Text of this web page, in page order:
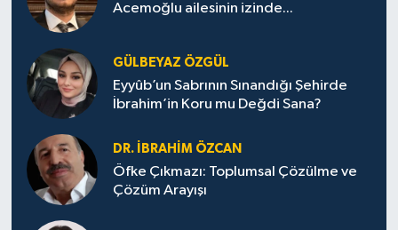
Acemoğlu ailesinin izinde...
GÜLBEYAZ ÖZGÜL
Eyyûb’un Sabrının Sınandığı Şehirde
İbrahim’in Koru mu Değdi Sana?
DR. İBRAHIM ÖZCAN
Öfke Çıkmazı: Toplumsal Çözülme ve
Çözüm Arayışı